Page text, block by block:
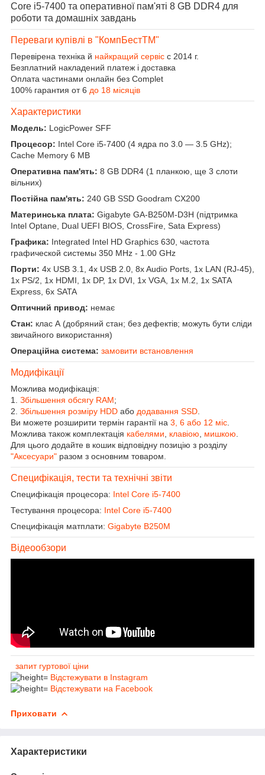
Core i5-7400 та оперативної пам'яті 8 GB DDR4 для
роботи та домашніх завдань
Переваги купівлі в "КомпБестTM"
Перевірена техніка й найкращий сервіс с 2014 г.
Безплатний накладений платеж і доставка
Оплата частинами онлайн без Complet
100% гарантия от 6 до 18 місяців
Характеристики
Модель: LogicPower SFF
Процесор: Intel Core i5-7400 (4 ядра по 3.0 — 3.5 GHz);
Cache Memory 6 MB
Оперативна пам'ять: 8 GB DDR4 (1 планкою, ще 3 слоти
вільних)
Постійна пам'ять: 240 GB SSD Goodram CX200
Материнська плата: Gigabyte GA-B250M-D3H (підтримка
Intel Optane, Dual UEFI BIOS, CrossFire, Sata Express)
Графика: Integrated Intel HD Graphics 630, частота
графической системы 350 MHz - 1.00 GHz
Порти: 4x USB 3.1, 4x USB 2.0, 8x Audio Ports, 1x LAN (RJ-45),
1x PS/2, 1x HDMI, 1x DP, 1x DVI, 1x VGA, 1x M.2, 1x SATA
Express, 6x SATA
Оптичний привод: немає
Стан: клас А (добряний стан; без дефектів; можуть бути сліди
звичайного використання)
Операційна система: замовити встановлення
Модифікації
Можлива модифікація:
1. Збільшення обсягу RAM;
2. Збільшення розміру HDD або додавання SSD
Ви можете розширити термін гарантії на 3, 6 або 12 міс
Можлива також комплектація кабелями клавіою мишкою
Для цього додайте в кошик відповідну позицію з розділу
"Аксесуари" разом з основним товаром.
Специфікація, тести та технічні звіти
Специфікація процесора: Intel Core i5-7400
Тестування процесора: Intel Core i5-7400
Специфікація матплати: Gigabyte B250M
Відеообзори
запит гуртової ціни
Відстежувати в Instagram
Відстежувати на Facebook
Приховати
Характеристики